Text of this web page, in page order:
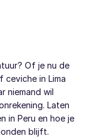
Of je nu de
ceviche in Lima
niemand wil
Laten
in Peru en hoe je
blijft.